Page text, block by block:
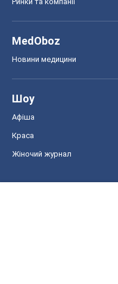
MedOboz
Новини медицини
Шоу
Афіша
Краса
Жіночий журнал